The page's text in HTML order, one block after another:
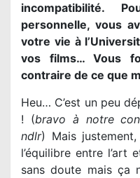
incompatibilité.
personnelle, vous
votre vie à
vos films… Vous
contraire de ce que
Heu… C’est un peu
! (bravo à notre
ndlr) Mais
l’équilibre entre l’art
sans doute mais ça